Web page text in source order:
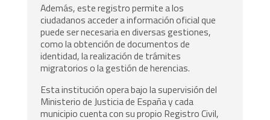
Además, este registro permite a los
ciudadanos acceder a información oficial que
puede ser necesaria en diversas gestiones,
como la obtención de documentos de
identidad, la realización de trámites
migratorios o la gestión de herencias.
Esta institución opera bajo la supervisión del
Ministerio de Justicia de España y cada
municipio cuenta con su propio Registro Civil,